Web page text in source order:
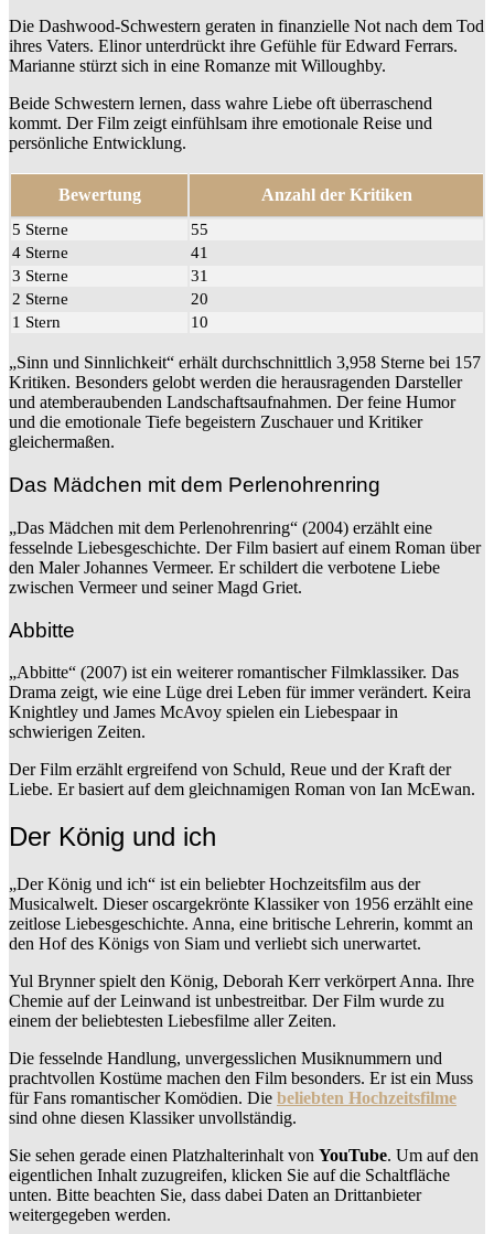
Die Dashwood-Schwestern geraten in finanzielle Not nach dem Tod
ihres Vaters. Elinor unterdrückt ihre Gefühle für Edward Ferrars.
Marianne stürzt sich in eine Romanze mit Willoughby.
Beide Schwestern lernen, dass wahre Liebe oft überraschend
kommt. Der Film zeigt einfühlsam ihre emotionale Reise und
persönliche Entwicklung.
Bewertung Anzahl der Kritiken
5 Sterne
55
4 Sterne
41
3 Sterne
31
2 Sterne
20
1 Stern
10
„Sinn und Sinnlichkeit“ erhält durchschnittlich 3,958 Sterne bei 157
Kritiken. Besonders gelobt werden die herausragenden Darsteller
und atemberaubenden Landschaftsaufnahmen. Der feine Humor
und die emotionale Tiefe begeistern Zuschauer und Kritiker
gleichermaßen.
Das Mädchen mit dem Perlenohrenring
„Das Mädchen mit dem Perlenohrenring“ (2004) erzählt eine
fesselnde Liebesgeschichte. Der Film basiert auf einem Roman über
den Maler Johannes Vermeer. Er schildert die verbotene Liebe
zwischen Vermeer und seiner Magd Griet.
Abbitte
„Abbitte“ (2007) ist ein weiterer romantischer Filmklassiker. Das
Drama zeigt, wie eine Lüge drei Leben für immer verändert. Keira
Knightley und James McAvoy spielen ein Liebespaar in
schwierigen Zeiten.
Der Film erzählt ergreifend von Schuld, Reue und der Kraft der
Liebe. Er basiert auf dem gleichnamigen Roman von Ian McEwan.
Der König und ich
„Der König und ich“ ist ein beliebter Hochzeitsfilm aus der
Musicalwelt. Dieser oscargekrönte Klassiker von 1956 erzählt eine
zeitlose Liebesgeschichte. Anna, eine britische Lehrerin, kommt an
den Hof des Königs von Siam und verliebt sich unerwartet.
Yul Brynner spielt den König, Deborah Kerr verkörpert Anna. Ihre
Chemie auf der Leinwand ist unbestreitbar. Der Film wurde zu
einem der beliebtesten Liebesfilme aller Zeiten.
Die fesselnde Handlung, unvergesslichen Musiknummern und
prachtvollen Kostüme machen den Film besonders. Er ist ein Muss
für Fans romantischer Komödien. Die beliebten Hochzeitsfilme
sind ohne diesen Klassiker unvollständig.
Sie sehen gerade einen Platzhalterinhalt von YouTube. Um auf den
eigentlichen Inhalt zuzugreifen, klicken Sie auf die Schaltfläche
unten. Bitte beachten Sie, dass dabei Daten an Drittanbieter
weitergegeben werden.